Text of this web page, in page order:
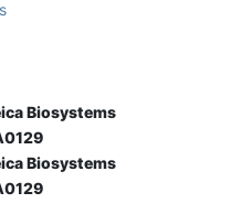
Biosystems
Biosystems